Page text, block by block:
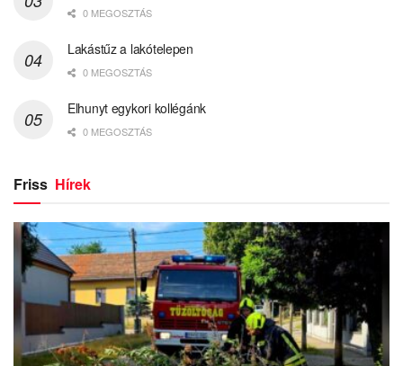
0 MEGOSZTÁS
Lakástűz a lakótelepen
0 MEGOSZTÁS
Elhunyt egykori kollégánk
0 MEGOSZTÁS
Friss Hírek